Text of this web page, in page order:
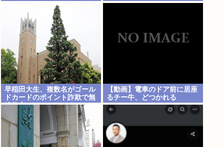
早稲田大生、複数名がゴール
ドカードのポイント詐欺で無
銭飲食
【動画】電車のドア前に居座
るチー牛、どつかれる